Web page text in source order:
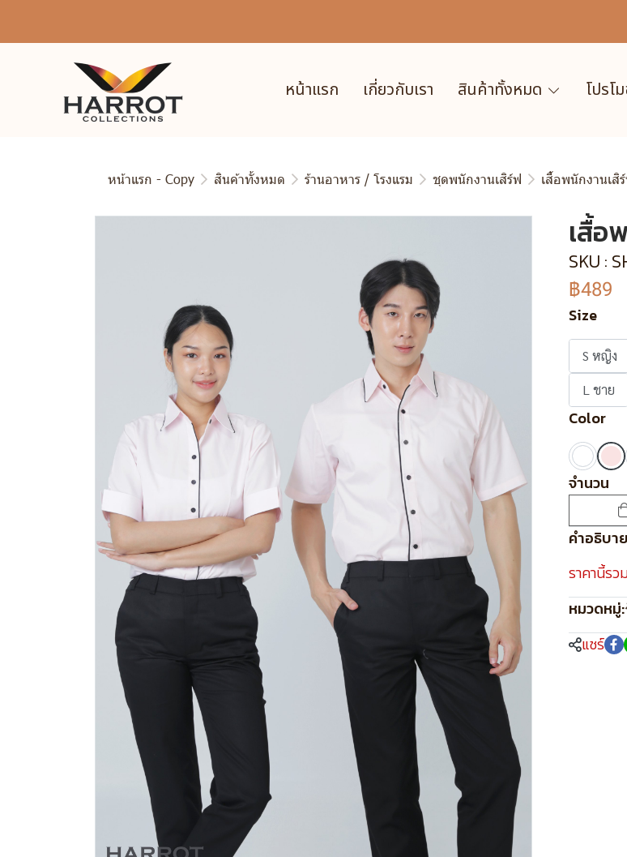
หน้าแรก เกี่ยวกับเรา สินค้าทั้งหมด โปรโ
หน้าแรก - Copy สินค้าทั้งหมด ร้านอาหาร / โรงแรม ชุดพนักงานเสิร์ฟ เสื้อพนักงานเสิ
เสื้อ
SKU :
฿489
Size
S หญิง
L ชาย
Color
จำนวน
คำอธิบา
ราคานี้ร
หมวดหมู่:
แชร์